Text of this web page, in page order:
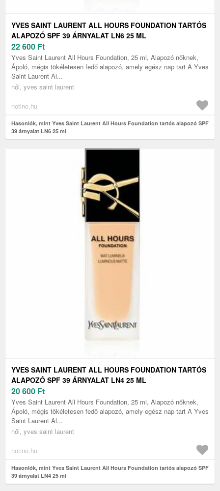
YVES SAINT LAURENT ALL HOURS FOUNDATION TARTÓS
ALAPOZÓ SPF 39 ÁRNYALAT LN6 25 ML
22 600 Ft
Yves Saint Laurent All Hours Foundation, 25 ml, Alapozó nőknek,
Ápoló, mégis tökéletesen fedő alapozó, amely egész nap tart A Yves
Saint Laurent Al...
női, yves saint laurent
notino.hu
Hasonlók, mint Yves Saint Laurent All Hours Foundation tartós alapozó SPF
39 árnyalat LN6 25 ml
YVES SAINT LAURENT ALL HOURS FOUNDATION TARTÓS
ALAPOZÓ SPF 39 ÁRNYALAT LN4 25 ML
20 600 Ft
Yves Saint Laurent All Hours Foundation, 25 ml, Alapozó nőknek,
Ápoló, mégis tökéletesen fedő alapozó, amely egész nap tart A Yves
Saint Laurent Al...
női, yves saint laurent
notino.hu
Hasonlók, mint Yves Saint Laurent All Hours Foundation tartós alapozó SPF
39 árnyalat LN4 25 ml